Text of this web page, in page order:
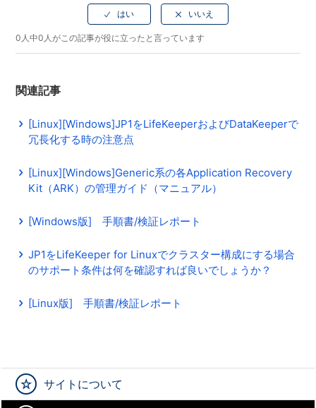
サイトについて
0人中0人がこの記事が役に立ったと言っています
関連記事
[Linux][Windows]JP1をLifeKeeperおよびDataKeeperで
冗長化する時の注意点
[Linux][Windows]Generic系の各Application Recovery
Kit（ARK）の管理ガイド（マニュアル）
[Windows版] 手順書/検証レポート
JP1をLifeKeeper for Linuxでクラスター構成にする場合
のサポート条件は何を確認すれば良いでしょうか？
[Linux版] 手順書/検証レポート